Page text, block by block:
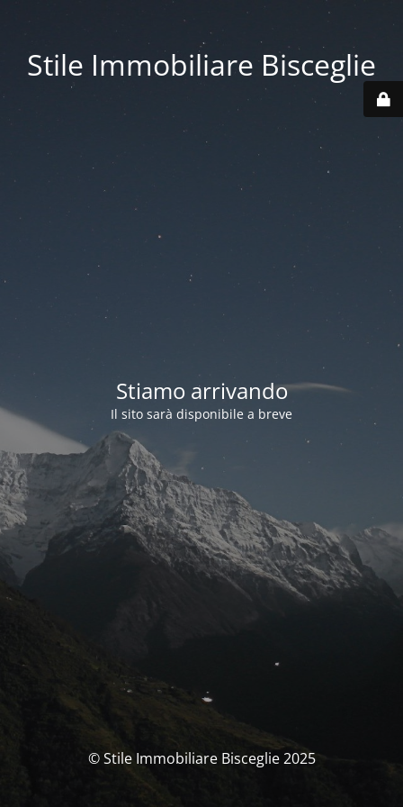
Stile Immobiliare Bisceglie
Stiamo arrivando
Il sito sarà disponibile a breve
© Stile Immobiliare Bisceglie 2025